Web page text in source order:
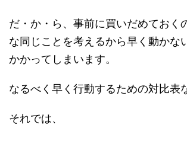
だ・か・ら、事前に買いだめておく
な同じことを考えるから早く動かな
かかってしまいます。
なるべく早く行動するための対比表
それでは、